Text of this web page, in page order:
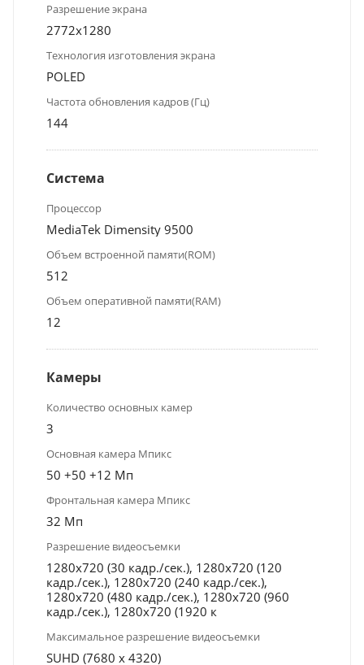
Разрешение экрана
2772x1280
Технология изготовления экрана
POLED
Частота обновления кадров (Гц)
144
Система
Процессор
MediaTek Dimensity 9500
Объем встроенной памяти(ROM)
512
Объем оперативной памяти(RAM)
12
Камеры
Количество основных камер
3
Основная камера Мпикс
50 +50 +12 Мп
Фронтальная камера Мпикс
32 Мп
Разрешение видеосъемки
1280x720 (30 кадр./сек.), 1280x720 (120
кадр./сек.), 1280x720 (240 кадр./сек.),
1280x720 (480 кадр./сек.), 1280x720 (960
кадр./сек.), 1280x720 (1920 к
Максимальное разрешение видеосъемки
SUHD (7680 x 4320)